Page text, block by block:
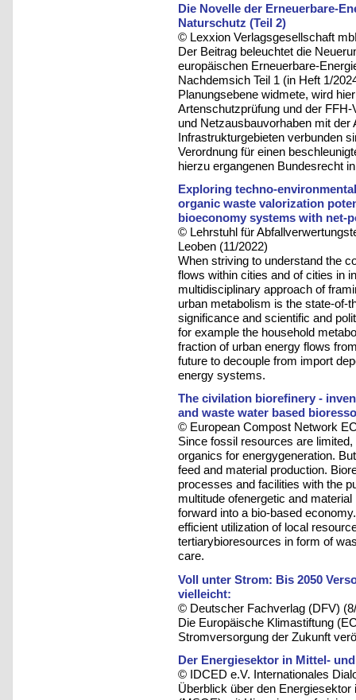
Die Novelle der Erneuerbare-
Naturschutz (Teil 2)
© Lexxion Verlagsgesellschaft
Der Beitrag beleuchtet die
europäischen Erneuerbare-
Nachdemsich Teil 1 (in Heft 1/
Planungsebene widmete, wird
Artenschutzprüfung und der
und Netzausbauvorhaben mit
Infrastrukturgebieten verbunden
Verordnung für einen
hierzu ergangenen Bundesrecht
Exploring techno-
organic waste valorization
bioeconomy systems with net-
© Lehrstuhl für
Leoben (11/2022)
When striving to understand the
flows within cities and of cities in
multidisciplinary approach of
urban metabolism is the state-of-
significance and scientific and
for example the household
fraction of urban energy flows
future to decouple from import
energy systems.
The civilation biorefinery -
and waste water based
© European Compost Network
Since fossil resources are
organics for energygeneration.
feed and material production.
processes and facilities with the
multitude ofenergetic and
forward into a bio-based
efficient utilization of local
tertiarybioresources in form of
care.
Voll unter Strom: Bis 2050
vielleicht:
© Deutscher Fachverlag (DFV)
Die Europäische Klimastiftung
Stromversorgung der Zukunft
Der Energiesektor in Mittel-
© IDCED e.V. Internationales
Überblick über den